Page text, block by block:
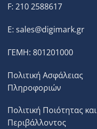
F: 210 2588617
E: sales@digimark.gr
ΓΕΜΗ: 801201000
Πολιτική Ασφάλειας
Πληροφοριών
Πολιτική Ποιότητας και
Περιβάλλοντος